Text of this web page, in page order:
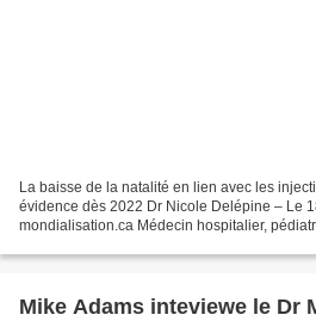
La baisse de la natalité en lien avec les
évidence dès 2022 Dr Nicole Delépine – Le
mondialisation.ca Médecin hospitalier,
Mike Adams inteviewe le Dr